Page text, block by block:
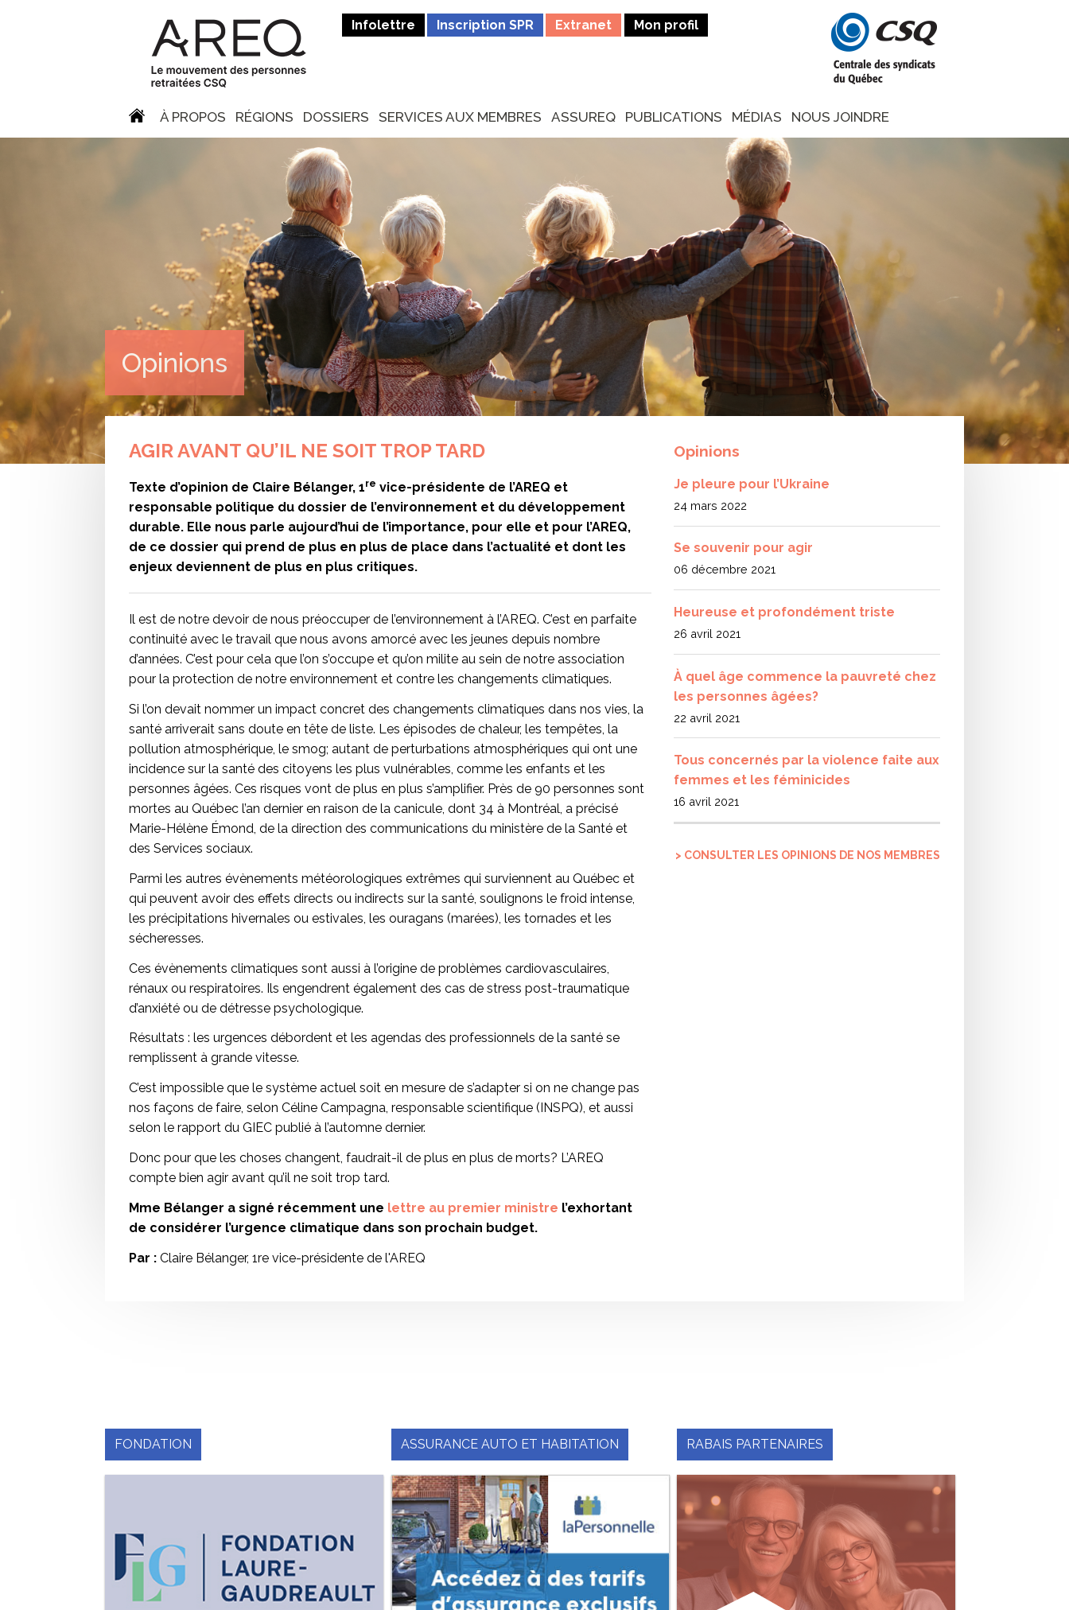
Infolettre Inscription SPR Extranet Mon profil
À PROPOS RÉGIONS DOSSIERS SERVICES AUX MEMBRES ASSUREQ PUBLICATIONS MÉDIAS NOUS JOINDRE
Opinions
AGIR AVANT QU’IL NE SOIT TROP TARD
Texte d’opinion de Claire Bélanger, 1re vice-présidente de l’AREQ et
responsable politique du dossier de l’environnement et du développement
durable. Elle nous parle aujourd’hui de l’importance, pour elle et pour l’AREQ,
de ce dossier qui prend de plus en plus de place dans l’actualité et dont les
enjeux deviennent de plus en plus critiques.
Il est de notre devoir de nous préoccuper de l’environnement à l’AREQ. C’est en parfaite
continuité avec le travail que nous avons amorcé avec les jeunes depuis nombre
d’années. C’est pour cela que l’on s’occupe et qu’on milite au sein de notre association
pour la protection de notre environnement et contre les changements climatiques.
Si l’on devait nommer un impact concret des changements climatiques dans nos vies, la
santé arriverait sans doute en tête de liste. Les épisodes de chaleur, les tempêtes, la
pollution atmosphérique, le smog; autant de perturbations atmosphériques qui ont une
incidence sur la santé des citoyens les plus vulnérables, comme les enfants et les
personnes âgées. Ces risques vont de plus en plus s’amplifier. Près de 90 personnes sont
mortes au Québec l’an dernier en raison de la canicule, dont 34 à Montréal, a précisé
Marie-Hélène Émond, de la direction des communications du ministère de la Santé et
des Services sociaux.
Parmi les autres évènements météorologiques extrêmes qui surviennent au Québec et
qui peuvent avoir des effets directs ou indirects sur la santé, soulignons le froid intense,
les précipitations hivernales ou estivales, les ouragans (marées), les tornades et les
sécheresses.
Ces évènements climatiques sont aussi à l’origine de problèmes cardiovasculaires,
rénaux ou respiratoires. Ils engendrent également des cas de stress post-traumatique
d’anxiété ou de détresse psychologique.
Résultats : les urgences débordent et les agendas des professionnels de la santé se
remplissent à grande vitesse.
C’est impossible que le système actuel soit en mesure de s’adapter si on ne change pas
nos façons de faire, selon Céline Campagna, responsable scientifique (INSPQ), et aussi
selon le rapport du GIEC publié à l’automne dernier.
Donc pour que les choses changent, faudrait-il de plus en plus de morts? L’AREQ
compte bien agir avant qu’il ne soit trop tard.
Mme Bélanger a signé récemment une lettre au premier ministre l’exhortant
de considérer l’urgence climatique dans son prochain budget.
Par : Claire Bélanger, 1re vice-présidente de l'AREQ
Opinions
Je pleure pour l’Ukraine
24 mars 2022
Se souvenir pour agir
06 décembre 2021
Heureuse et profondément triste
26 avril 2021
À quel âge commence la pauvreté chez
les personnes âgées?
22 avril 2021
Tous concernés par la violence faite aux
femmes et les féminicides
16 avril 2021
> CONSULTER LES OPINIONS DE NOS MEMBRES
FONDATION ASSURANCE AUTO ET HABITATION RABAIS PARTENAIRES